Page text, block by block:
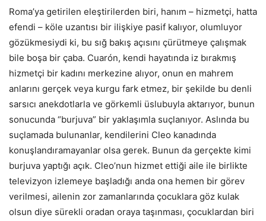
Roma’ya getirilen eleştirilerden biri, hanım – hizmetçi, hatta
efendi – köle uzantısı bir ilişkiye pasif kalıyor, olumluyor
gözükmesiydi ki, bu sığ bakış açısını çürütmeye çalışmak
bile boşa bir çaba. Cuarón, kendi hayatında iz bırakmış
hizmetçi bir kadını merkezine alıyor, onun en mahrem
anlarını gerçek veya kurgu fark etmez, bir şekilde bu denli
sarsıcı anekdotlarla ve görkemli üslubuyla aktarıyor, bunun
sonucunda “burjuva” bir yaklaşımla suçlanıyor. Aslında bu
suçlamada bulunanlar, kendilerini Cleo kanadında
konuşlandıramayanlar olsa gerek. Bunun da gerçekte kimi
burjuva yaptığı açık. Cleo’nun hizmet ettiği aile ile birlikte
televizyon izlemeye başladığı anda ona hemen bir görev
verilmesi, ailenin zor zamanlarında çocuklara göz kulak
olsun diye sürekli oradan oraya taşınması, çocuklardan biri